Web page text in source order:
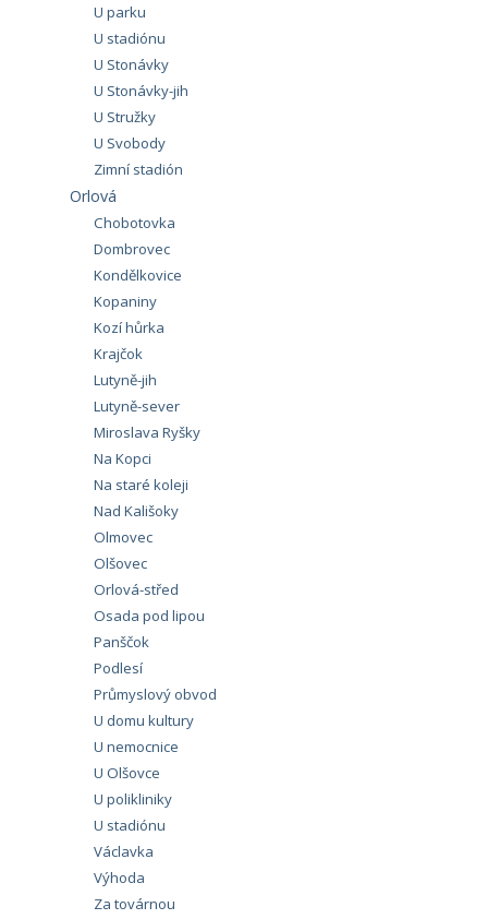
U parku
U stadiónu
U Stonávky
U Stonávky-jih
U Stružky
U Svobody
Zimní stadión
Orlová
Chobotovka
Dombrovec
Kondělkovice
Kopaniny
Kozí hůrka
Krajčok
Lutyně-jih
Lutyně-sever
Miroslava Ryšky
Na Kopci
Na staré koleji
Nad Kališoky
Olmovec
Olšovec
Orlová-střed
Osada pod lipou
Panščok
Podlesí
Průmyslový obvod
U domu kultury
U nemocnice
U Olšovce
U polikliniky
U stadiónu
Václavka
Výhoda
Za továrnou